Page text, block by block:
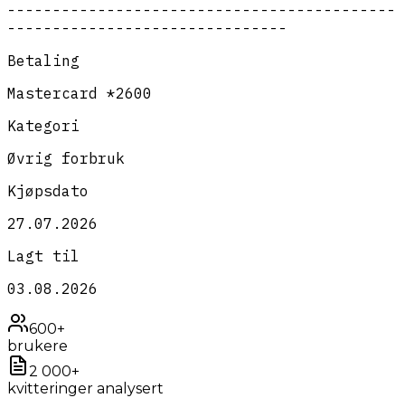
-------------------------------------------
-------------------------------
Betaling
Mastercard *2600
Kategori
Øvrig forbruk
Kjøpsdato
27.07.2026
Lagt til
03.08.2026
600+
brukere
2 000+
kvitteringer analysert